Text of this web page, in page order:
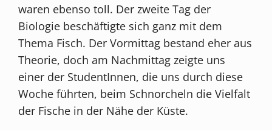
waren ebenso toll. Der zweite Tag der
Biologie beschäftigte sich ganz mit dem
Thema Fisch. Der Vormittag bestand eher aus
Theorie, doch am Nachmittag zeigte uns
einer der StudentInnen, die uns durch diese
Woche führten, beim Schnorcheln die Vielfalt
der Fische in der Nähe der Küste.